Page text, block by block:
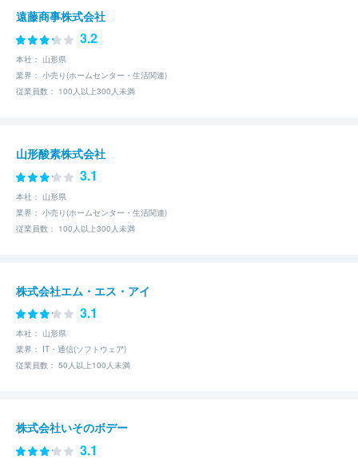
遠藤商事株式会社
3.2
本社： 山形県
業界： 小売り(ホームセンター・生活関連)
従業員数： 100人以上300人未満
山形酸素株式会社
3.1
本社： 山形県
業界： 小売り(ホームセンター・生活関連)
従業員数： 100人以上300人未満
株式会社エム・エス・アイ
3.1
本社： 山形県
業界： IT・通信(ソフトウェア)
従業員数： 50人以上100人未満
株式会社いそのボデー
3.1